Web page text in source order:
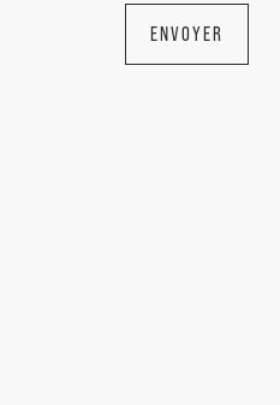
ENVOYER